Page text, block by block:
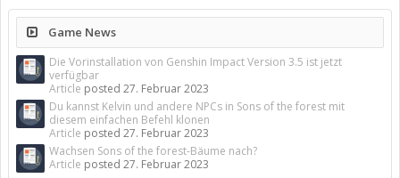
Game News
Die Vorinstallation von Genshin Impact Version 3.5 ist jetzt
verfügbar
Article posted 27. Februar 2023
Du kannst Kelvin und andere NPCs in Sons of the forest mit
diesem einfachen Befehl klonen
Article posted 27. Februar 2023
Wachsen Sons of the forest-Bäume nach?
Article posted 27. Februar 2023